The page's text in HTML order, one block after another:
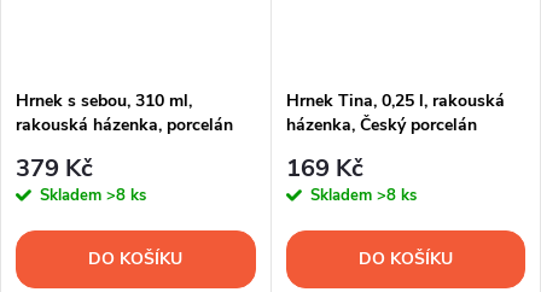
Hrnek s sebou, 310 ml,
rakouská házenka, porcelán
379 Kč
Skladem >8 ks
DO KOŠÍKU
Hrnek Tina, 0,25 l, rakouská
házenka, Český porcelán
169 Kč
Skladem >8 ks
DO KOŠÍKU